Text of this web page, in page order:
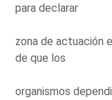
para declarar
zona de actuación
de que los
organismos